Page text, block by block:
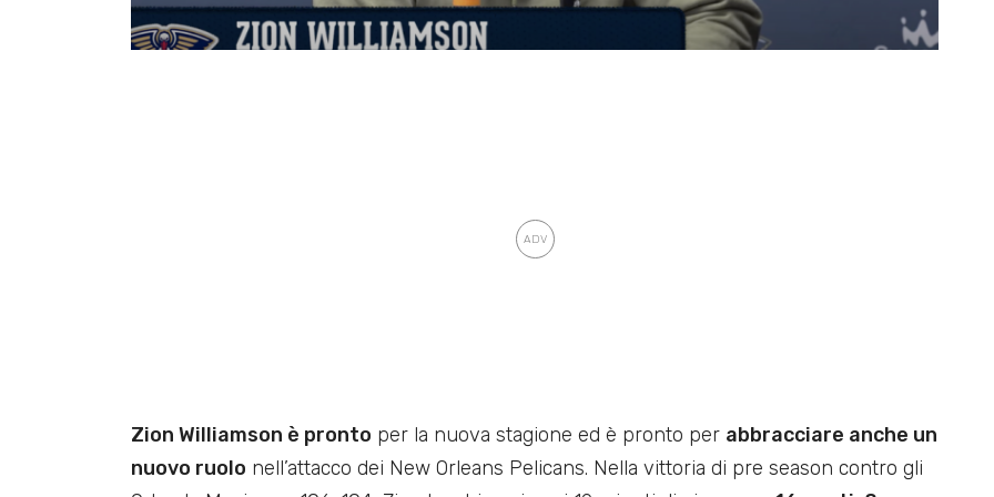
Zion Williamson è pronto per la nuova stagione ed è pronto per abbracciare anche un
nuovo ruolo nell’attacco dei New Orleans Pelicans. Nella vittoria di pre season contro gli